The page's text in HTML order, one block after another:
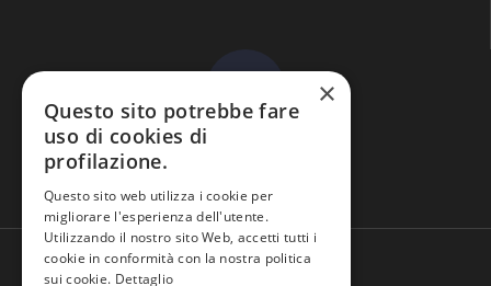
Domande frequenti
×
Questo sito potrebbe fare
uso di cookies di
profilazione.
Questo sito web utilizza i cookie per
migliorare l'esperienza dell'utente.
Utilizzando il nostro sito Web, accetti tutti i
cookie in conformità con la nostra politica
sui cookie. Dettaglio